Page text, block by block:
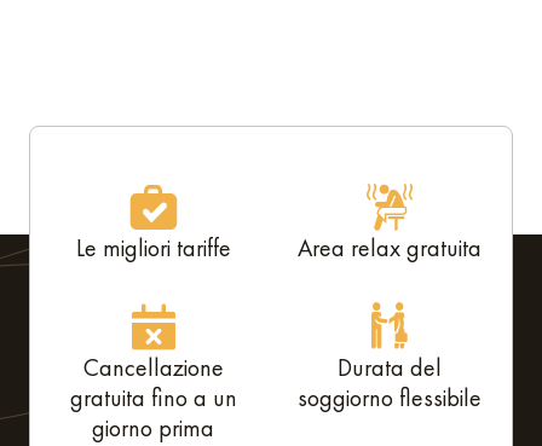
Le migliori tariffe Area relax gratuita
Cancellazione
gratuita fino a un
giorno prima
Durata del
soggiorno flessibile